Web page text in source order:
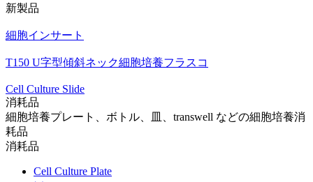
新製品
細胞インサート
T150 U字型傾斜ネック細胞培養フラスコ
Cell Culture Slide
消耗品
細胞培養プレート、ボトル、皿、transwell などの細胞培養消
耗品
消耗品
Cell Culture Plate